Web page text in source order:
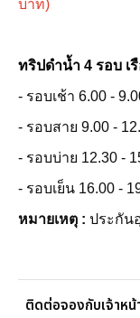
บาท)
ทริปดำน้ำ 4 รอบ เ
- รอบเช้า 6.00 -
- รอบสาย 9.00 -
- รอบบ่าย 12.30 -
- รอบเย็น 16.00 -
หมายเหตุ : ประกัน
ติดต่อจองกับเจ้าหน้